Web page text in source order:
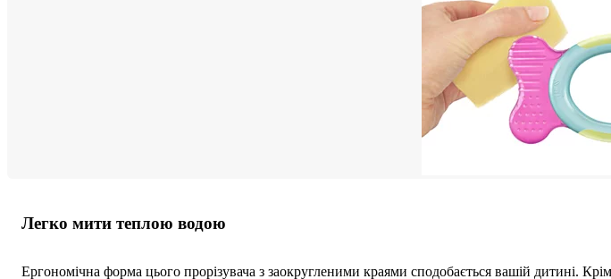
Легко мити теплою водою
Ергономічна форма цього прорізувача з заокругленими краями сподобається вашій дитині.